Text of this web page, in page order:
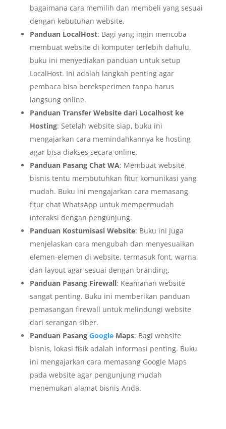
bagaimana cara memilih dan membeli yang sesuai
dengan kebutuhan website.
Panduan LocalHost: Bagi yang ingin mencoba
membuat website di komputer terlebih dahulu,
buku ini menyediakan panduan untuk setup
LocalHost. Ini adalah langkah penting agar
pembaca bisa bereksperimen tanpa harus
langsung online.
Panduan Transfer Website dari Localhost ke
Hosting: Setelah website siap, buku ini
mengajarkan cara memindahkannya ke hosting
agar bisa diakses secara online.
Panduan Pasang Chat WA: Membuat website
bisnis tentu membutuhkan fitur komunikasi yang
mudah. Buku ini mengajarkan cara memasang
fitur chat WhatsApp untuk mempermudah
interaksi dengan pengunjung.
Panduan Kostumisasi Website: Buku ini juga
menjelaskan cara mengubah dan menyesuaikan
elemen-elemen di website, termasuk font, warna,
dan layout agar sesuai dengan branding.
Panduan Pasang Firewall: Keamanan website
sangat penting. Buku ini memberikan panduan
pemasangan firewall untuk melindungi website
dari serangan siber.
Panduan Pasang GoogleMaps: Bagi website
bisnis, lokasi fisik adalah informasi penting. Buku
ini mengajarkan cara memasang Google Maps
pada website agar pengunjung mudah
menemukan alamat bisnis Anda.